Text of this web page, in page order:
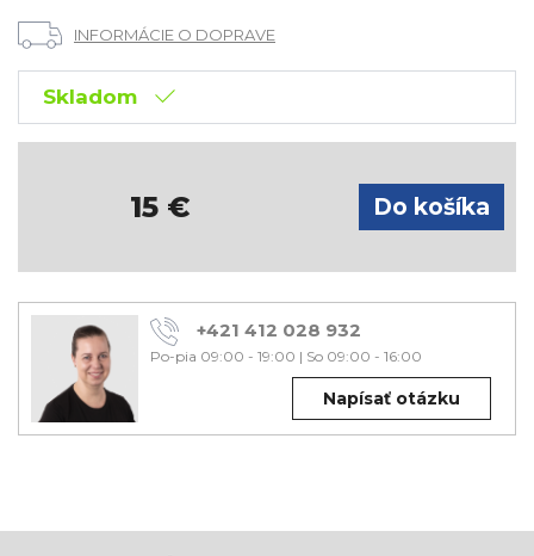
INFORMÁCIE O DOPRAVE
Skladom
15 €
+421 412 028 932
Po-pia 09:00 - 19:00 | So 09:00 - 16:00
Napísať otázku